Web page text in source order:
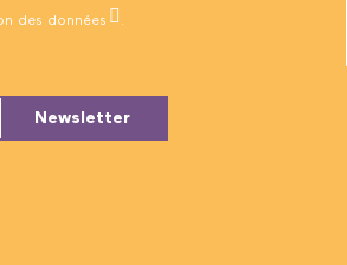
des données .
Newsletter